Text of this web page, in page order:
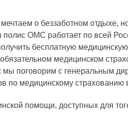
о беззаботном отдыхе,
ОМС работает по всей
бесплатную
медицинском
мы поговорим с генеральным
по медицинскому
помощи, доступных для